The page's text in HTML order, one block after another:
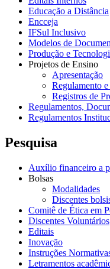
Educação a Distância
Encceja
IFSul Inclusivo
Modelos de
Produção e
Projetos de Ensino
Apresentação
Regulamento
Registros de
Regulamentos,
Regulamentos
Pesquisa
Auxílio financeiro a
Bolsas
Modalidades
Discentes
Comitê de Ética em
Discentes Voluntários
Editais
Inovação
Instruções
Letramentos